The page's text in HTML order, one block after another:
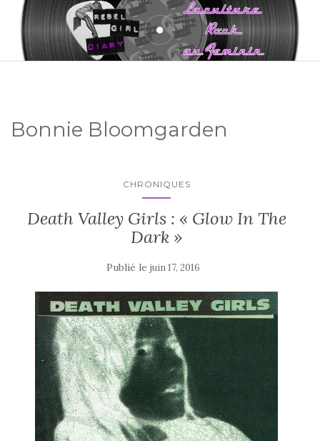
Bonnie Bloomgarden
CHRONIQUES
Death Valley Girls : « Glow In The
Dark »
Publié le juin 17, 2016